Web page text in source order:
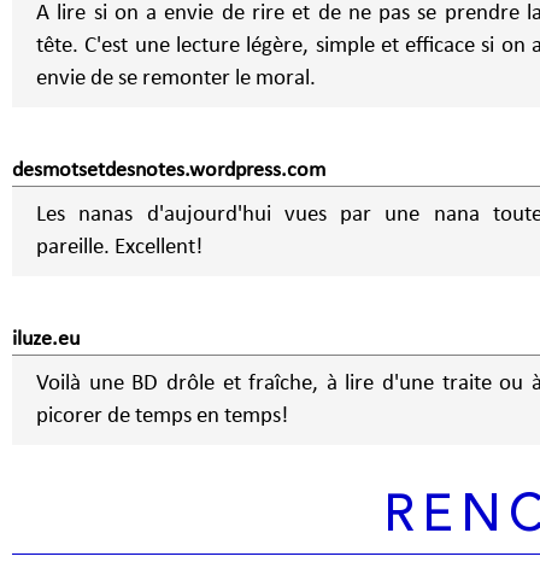
A lire si on a envie de rire et de ne pas se prendre
tête. C'est une lecture légère, simple et efficace si on
envie de se remonter le moral.
desmotsetdesnotes.wordpress.com
Les nanas d'aujourd'hui vues par une nana
pareille. Excellent!
iluze.eu
Voilà une BD drôle et fraîche, à lire d'une traite ou
picorer de temps en temps!